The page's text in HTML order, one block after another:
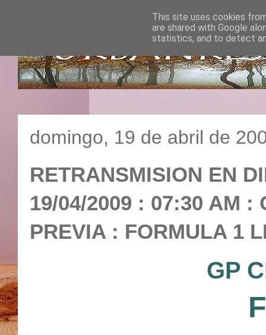
domingo, 19 de abril de
RETRANSMISION EN
19/04/2009 : 07:30 AM :
PREVIA : FORMULA 1
GP
This site uses cookies
are shared with Google
statistics, and to detect